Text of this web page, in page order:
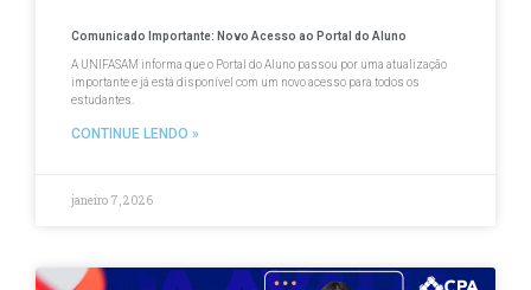
Comunicado Importante: Novo Acesso ao Portal do Aluno
A UNIFASAM informa que o Portal do Aluno passou por uma atualização
importante e já está disponível com um novo acesso para todos os
estudantes.
CONTINUE LENDO »
janeiro 7, 2026